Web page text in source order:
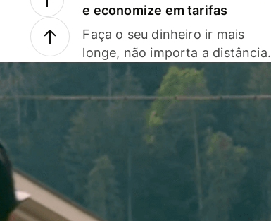
e economize em tarifas
Faça o seu dinheiro ir mais
longe, não importa a distância.